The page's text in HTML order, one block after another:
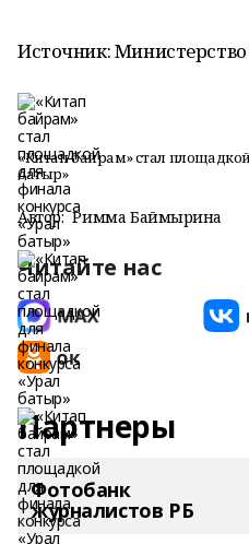
Источник:
«Китап байрам» стал
батыр»
Автор: Римма Баймырҙина
Читайте нас
Партнеры
Фотобанк
журналистов РБ